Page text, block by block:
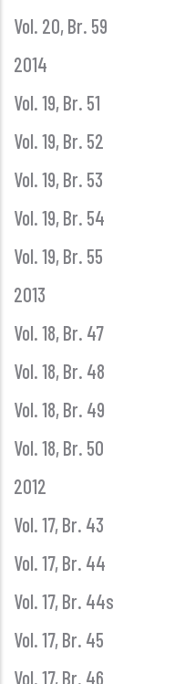
Vol. 20, Br. 59
2014
Vol. 19, Br. 51
Vol. 19, Br. 52
Vol. 19, Br. 53
Vol. 19, Br. 54
Vol. 19, Br. 55
2013
Vol. 18, Br. 47
Vol. 18, Br. 48
Vol. 18, Br. 49
Vol. 18, Br. 50
2012
Vol. 17, Br. 43
Vol. 17, Br. 44
Vol. 17, Br. 44s
Vol. 17, Br. 45
Vol. 17, Br. 46